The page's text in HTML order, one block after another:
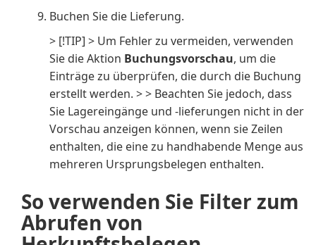
Buchen Sie die Lieferung.
> [!TIP] > Um Fehler zu vermeiden, verwenden
Sie die Aktion Buchungsvorschau, um die
Einträge zu überprüfen, die durch die Buchung
erstellt werden. > > Beachten Sie jedoch, dass
Sie Lagereingänge und -lieferungen nicht in der
Vorschau anzeigen können, wenn sie Zeilen
enthalten, die eine zu handhabende Menge aus
mehreren Ursprungsbelegen enthalten.
So verwenden Sie Filter zum
Abrufen von